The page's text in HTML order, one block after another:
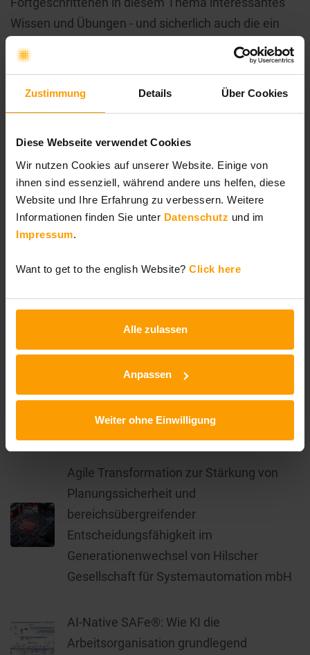
Zustimmung Details Über Cookies
Diese Webseite verwendet Cookies
Wir nutzen Cookies auf unserer Website. Einige von
ihnen sind essenziell, während andere uns helfen, diese
Website und Ihre Erfahrung zu verbessern. Weitere
Informationen finden Sie unter Datenschutz und im
Impressum.
Want to get to the english Website? Click here
Alle zulassen
Anpassen
Weiter ohne Einwilligung
Wissen und Übungen - und sicherlich auch die ein
oder andere Überraschung.
Der Workshop richtet sich an Führungskräfte, Agile
Coaches, SAFe Programm Consultants,
Personalentwickler, Scrum Master sowie an alle
Interessierte, die mehr über das Konzept des
"Growth Mindset" lernen möchten.Die Buchung ist
ab sofort hier möglich.
Kategorien
Agile Leadership
Top-Artikel
Agile Transformation zur Stärkung von
Planungssicherheit und
bereichsübergreifender
Entscheidungsfähigkeit im
Generationenwechsel von Hilscher
Gesellschaft für Systemautomation mbH
AI-Native SAFe®: Wie KI die
Arbeitsorganisation grundlegend